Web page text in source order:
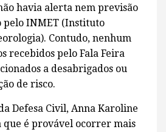
havia alerta nem previsão
pelo INMET (Instituto
Contudo, nenhum
recebidos pelo Fala Feira
a desabrigados ou
de risco.
Defesa Civil, Anna Karoline
que é provável ocorrer mais